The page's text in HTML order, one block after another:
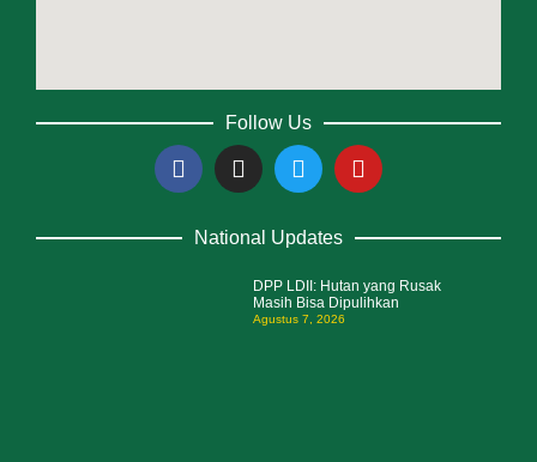
Follow Us
National Updates
DPP LDII: Hutan yang Rusak
Masih Bisa Dipulihkan
Agustus 7, 2026